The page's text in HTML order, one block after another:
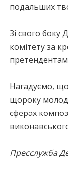
подальших
Зі свого
комітету за
претендентам
Нагадуємо,
щороку
сферах
Пресслужба